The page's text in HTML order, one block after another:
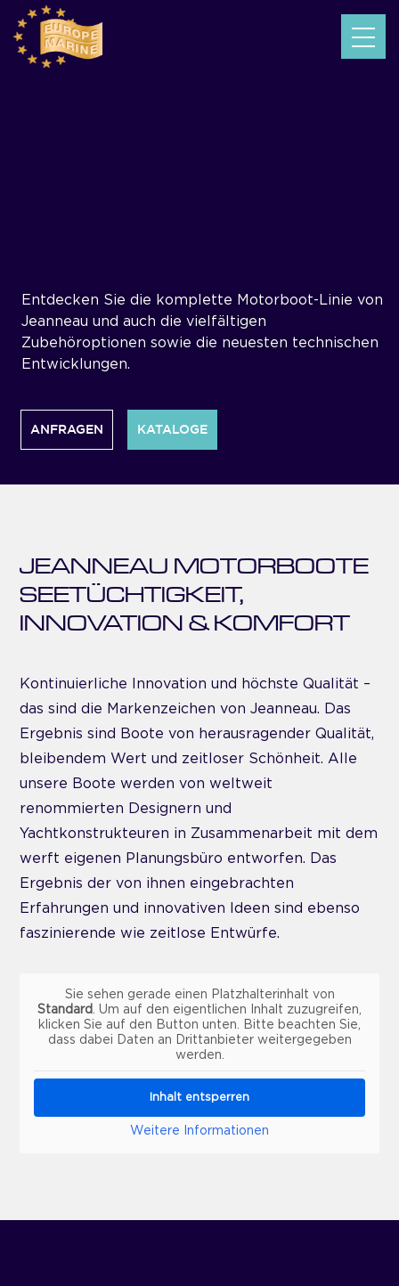
Entdecken Sie die komplette Motorboot-Linie von
Jeanneau und auch die vielfältigen
Zubehöroptionen sowie die neuesten technischen
Entwicklungen.
ANFRAGEN KATALOGE
JEANNEAU MOTORBOOTE
SEETÜCHTIGKEIT,
INNOVATION & KOMFORT
Kontinuierliche Innovation und höchste Qualität –
das sind die Markenzeichen von Jeanneau. Das
Ergebnis sind Boote von herausragender Qualität,
bleibendem Wert und zeitloser Schönheit. Alle
unsere Boote werden von weltweit
renommierten Designern und
Yachtkonstrukteuren in Zusammenarbeit mit dem
werft eigenen Planungsbüro entworfen. Das
Ergebnis der von ihnen eingebrachten
Erfahrungen und innovativen Ideen sind ebenso
faszinierende wie zeitlose Entwürfe.
Sie sehen gerade einen Platzhalterinhalt von
Standard
. Um auf den eigentlichen Inhalt zuzugreifen,
klicken Sie auf den Button unten. Bitte beachten Sie,
dass dabei Daten an Drittanbieter weitergegeben
werden.
Inhalt entsperren
Weitere Informationen